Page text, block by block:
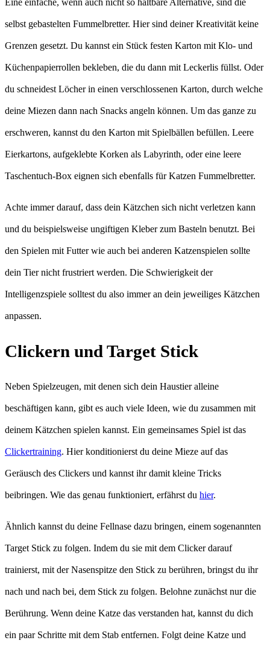
Eine einfache, wenn auch nicht so haltbare Alternative, sind die
selbst gebastelten Fummelbretter. Hier sind deiner Kreativität keine
Grenzen gesetzt. Du kannst ein Stück festen Karton mit Klo- und
Küchenpapierrollen bekleben, die du dann mit Leckerlis füllst. Oder
du schneidest Löcher in einen verschlossenen Karton, durch welche
deine Miezen dann nach Snacks angeln können. Um das ganze zu
erschweren, kannst du den Karton mit Spielbällen befüllen. Leere
Eierkartons, aufgeklebte Korken als Labyrinth, oder eine leere
Taschentuch-Box eignen sich ebenfalls für Katzen Fummelbretter.
Achte immer darauf, dass dein Kätzchen sich nicht verletzen kann
und du beispielsweise ungiftigen Kleber zum Basteln benutzt. Bei
den Spielen mit Futter wie auch bei anderen Katzenspielen sollte
dein Tier nicht frustriert werden. Die Schwierigkeit der
Intelligenzspiele solltest du also immer an dein jeweiliges Kätzchen
anpassen.
Clickern und Target Stick
Neben Spielzeugen, mit denen sich dein Haustier alleine
beschäftigen kann, gibt es auch viele Ideen, wie du zusammen mit
deinem Kätzchen spielen kannst. Ein gemeinsames Spiel ist das
Clickertraining. Hier konditionierst du deine Mieze auf das
Geräusch des Clickers und kannst ihr damit kleine Tricks
beibringen. Wie das genau funktioniert, erfährst du hier.
Ähnlich kannst du deine Fellnase dazu bringen, einem sogenannten
Target Stick zu folgen. Indem du sie mit dem Clicker darauf
trainierst, mit der Nasenspitze den Stick zu berühren, bringst du ihr
nach und nach bei, dem Stick zu folgen. Belohne zunächst nur die
Berührung. Wenn deine Katze das verstanden hat, kannst du dich
ein paar Schritte mit dem Stab entfernen. Folgt deine Katze und